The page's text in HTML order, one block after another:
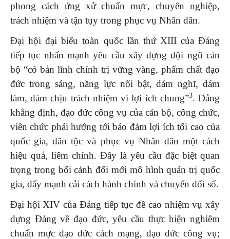
phong cách ứng xử chuẩn mực, chuyên nghiệp,
trách nhiệm và tận tụy trong phục vụ Nhân dân.
Đại hội đại biểu toàn quốc lần thứ XIII của Đảng
tiếp tục nhấn mạnh yêu cầu xây dựng đội ngũ cán
bộ “có bản lĩnh chính trị vững vàng, phẩm chất đạo
đức trong sáng, năng lực nổi bật, dám nghĩ, dám
làm, dám chịu trách nhiệm vì lợi ích chung”3. Đảng
khẳng định, đạo đức công vụ của cán bộ, công chức,
viên chức phải hướng tới bảo đảm lợi ích tối cao của
quốc gia, dân tộc và phục vụ Nhân dân một cách
hiệu quả, liêm chính. Đây là yêu cầu đặc biệt quan
trọng trong bối cảnh đổi mới mô hình quản trị quốc
gia, đẩy mạnh cải cách hành chính và chuyển đổi số.
Đại hội XIV của Đảng tiếp tục đề cao nhiệm vụ xây
dựng Đảng về đạo đức, yêu cầu thực hiện nghiêm
chuẩn mực đạo đức cách mạng, đạo đức công vụ;